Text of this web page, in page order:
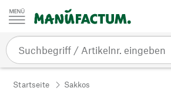
Zum Inhalt springen
Startseite Sakkos